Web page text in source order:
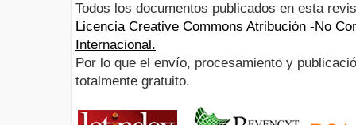
Todos los documentos publicados en esta
Licencia Creative Commons Atribución -No
Internacional.
Por lo que el envío, procesamiento y
totalmente gratuito.